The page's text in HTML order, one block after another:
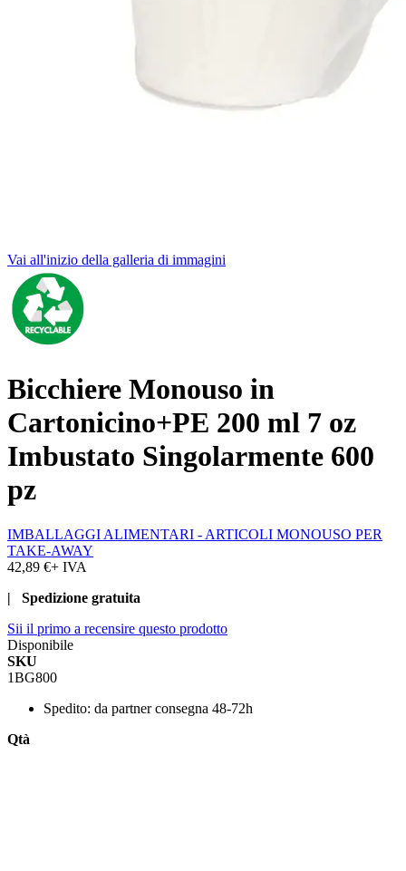
Vai all'inizio della galleria di immagini
Bicchiere Monouso in
Cartonicino+PE 200 ml 7 oz
Imbustato Singolarmente 600
pz
IMBALLAGGI ALIMENTARI - ARTICOLI MONOUSO PER
TAKE-AWAY
42,89 €+ IVA
| Spedizione gratuita
Sii il primo a recensire questo prodotto
Disponibile
SKU
1BG800
Spedito: da partner consegna 48-72h
Qtà